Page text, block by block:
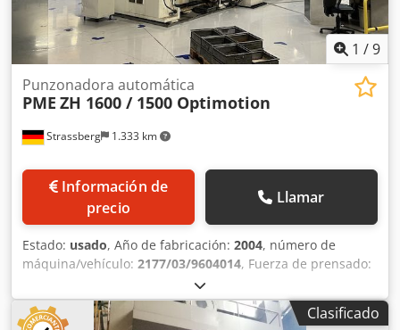
de herramientas
1 /9
Strassberg 1.333 km
Punzonadora automática
PME ZH 1600 / 1500 Optimotion
Información de
precio
Llamar
Estado: usado, Año de fabricación: 2004, número de
máquina/vehículo: 2177/03/9604014, Fuerza de prensado:
160 t Carrera del émbolo ajustable: 20 - 130 mm Ajuste del
émbolo: 100 mm Altura de montaje: 560 mm Superficie de
sujeción de la mesa aprox.: 1500 x 800 mm Superficie de
Clasificado